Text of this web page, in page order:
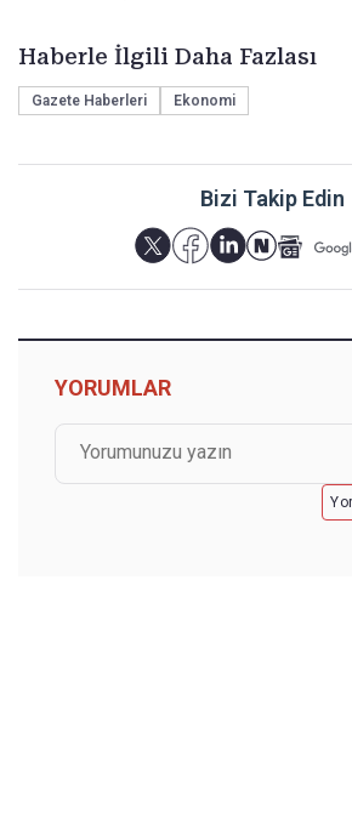
Haberle İlgili Daha Fazlası
Gazete Haberleri Ekonomi
Bizi Takip Edin
YORUMLAR